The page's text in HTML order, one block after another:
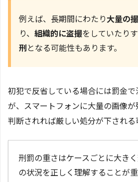
例えば、長期間にわたり大量の
り、 組織的に盗撮をしていたり
刑となる可能性もあります。
初犯で反省している場合には罰金
が、スマートフォンに大量の画像
判断されれば厳しい処分が下される
刑罰の重さはケースごとに大き
の状況を正しく理解することが